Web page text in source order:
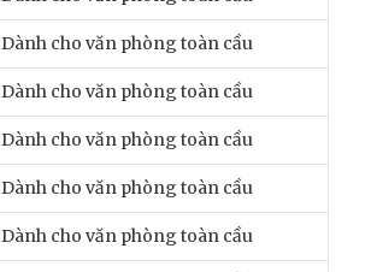
Dành cho văn phòng toàn cầu
Dành cho văn phòng toàn cầu
Dành cho văn phòng toàn cầu
Dành cho văn phòng toàn cầu
Dành cho văn phòng toàn cầu